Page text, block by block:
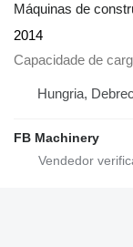
Máquinas de
2014
Capacidade de
Hungria,
FB Machinery